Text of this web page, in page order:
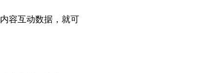
容互动数据，就可